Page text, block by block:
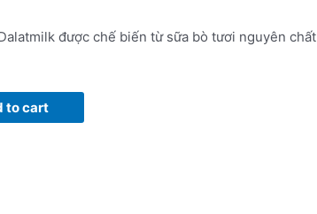
được chế biến từ sữa bò tươi nguyên
to cart